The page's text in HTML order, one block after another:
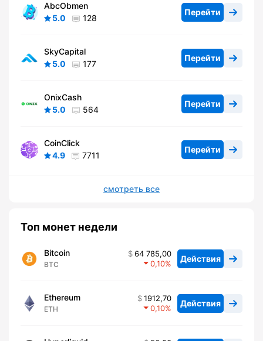
AbcObmen
5.0
128
Перейти
SkyCapital
5.0
177
Перейти
OnixCash
5.0
564
Перейти
CoinClick
4.9
7711
Перейти
смотреть все
Топ монет недели
Bitcoin
BTC
64 785,00
0,10
Действия
Ethereum
ETH
1912,70
0,10
Действия